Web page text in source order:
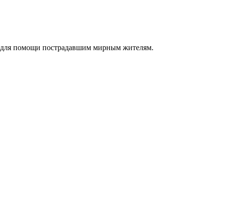
помощи пострадавшим мирным жителям.